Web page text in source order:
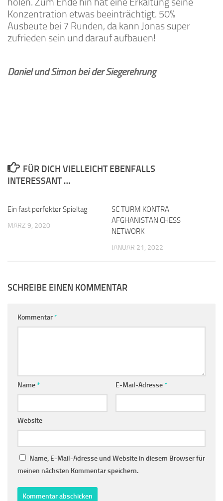
Konzentration etwas beeinträchtigt. 50%
Ausbeute bei 7 Runden, da kann Jonas super
zufrieden sein und darauf aufbauen!
Daniel und Simon bei der Siegerehrung
FÜR DICH VIELLEICHT EBENFALLS
INTERESSANT …
Ein fast perfekter Spieltag
MÄRZ 9, 2020
SC TURM KONTRA
AFGHANISTAN CHESS
NETWORK
JANUAR 21, 2022
SCHREIBE EINEN KOMMENTAR
Kommentar*
Name* E-Mail-Adresse*
Website
Name, E-Mail-Adresse und Website in diesem Browser für
meinen nächsten Kommentar speichern.